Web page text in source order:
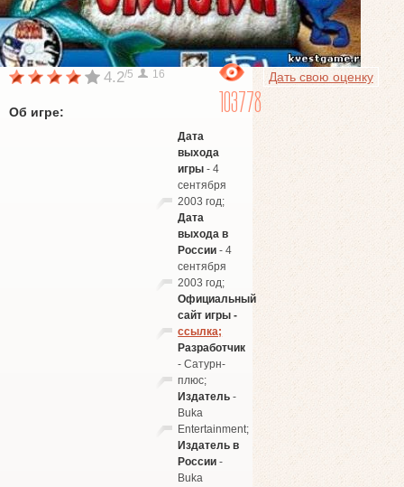
Дать свою оценку
4.2/5 16
103778
Об игре:
Дата
выхода
игры- 4
сентября
2003 год;
Дата
выхода в
России- 4
сентября
2003 год;
Официальный
сайт игры -
ссылка;
Разработчик
- Сатурн-
плюс;
Издатель-
Buka
Entertainment;
Издатель в
России-
Buka